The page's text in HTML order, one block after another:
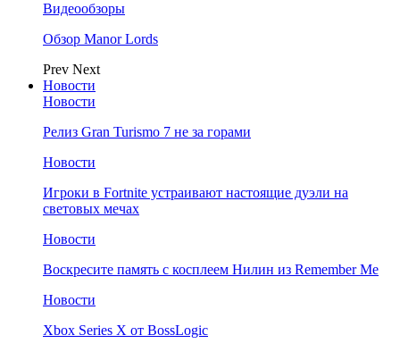
Видеообзоры
Обзор Manor Lords
Prev Next
Новости
Новости
Релиз Gran Turismo 7 не за горами
Новости
Игроки в Fortnite устраивают настоящие дуэли на
световых мечах
Новости
Воскресите память с косплеем Нилин из Remember Me
Новости
Xbox Series X от BossLogic